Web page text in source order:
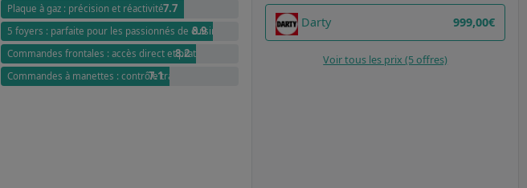
Plaque à gaz : précision et réactivité7.7
5 foyers : parfaite pour les passionnés de cuisine
8.9
Commandes frontales : accès direct et pratique
8.2
Commandes à manettes : contrôle traditionnel et ergonomique
7.1
Darty 999,00€
Voir tous les prix (5 offres)